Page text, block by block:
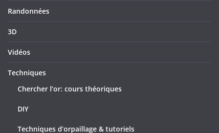
Randonnées
3D
Vidéos
Techniques
Chercher l’or: cours théoriques
DIY
Techniques d’orpaillage & tutoriels